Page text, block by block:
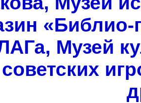
«Библио-
Музей